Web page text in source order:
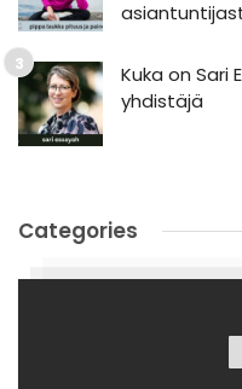
Kuka on Sari
yhdistäjä
Categories